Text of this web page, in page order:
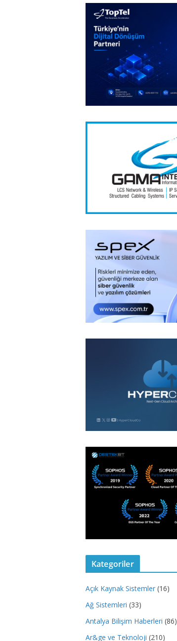
Kategoriler
Açık Kaynak Sistemler (16)
Ağ Sistemleri (33)
Antalya Bilişim Haberleri (86)
Ar&ge ve Teknoloji (210)